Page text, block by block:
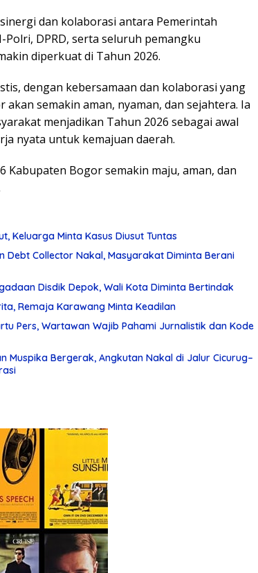
dan kolaborasi antara Pemerintah
DPRD, serta seluruh pemangku
diperkuat di Tahun 2026.
dengan kebersamaan dan kolaborasi yang
akan semakin aman, nyaman, dan sejahtera. Ia
menjadikan Tahun 2026 sebagai awal
nyata untuk kemajuan daerah.
Kabupaten Bogor semakin maju, aman, dan
Keluarga Minta Kasus Diusut Tuntas
Debt Collector Nakal, Masyarakat Diminta Berani
Disdik Depok, Wali Kota Diminta Bertindak
Remaja Karawang Minta Keadilan
Pers, Wartawan Wajib Pahami Jurnalistik dan Kode
Muspika Bergerak, Angkutan Nakal di Jalur Cicurug–